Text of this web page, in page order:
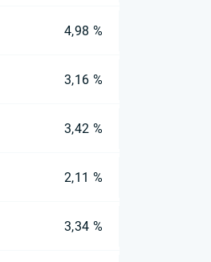
4,98 %
3,16 %
3,42 %
2,11 %
3,34 %